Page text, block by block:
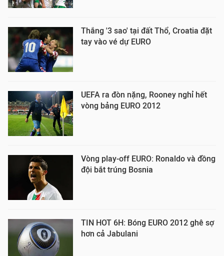
Thắng '3 sao' tại đất Thổ, Croatia đặt
tay vào vé dự EURO
UEFA ra đòn nặng, Rooney nghỉ hết
vòng bảng EURO 2012
Vòng play-off EURO: Ronaldo và đồng
đội bắt trúng Bosnia
TIN HOT 6H: Bóng EURO 2012 ghê sợ
hơn cả Jabulani